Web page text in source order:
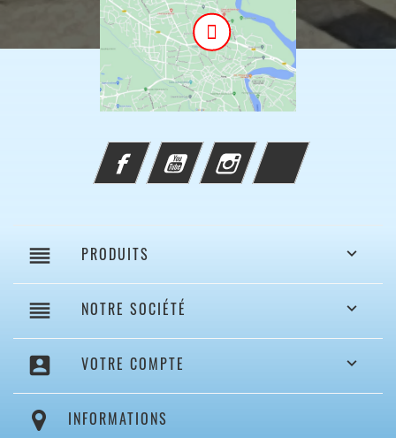
FacebookYouTube InstagramTikTok
reorder PRODUITS 
reorder NOTRE SOCIÉTÉ 
account_box VOTRE COMPTE 
INFORMATIONS